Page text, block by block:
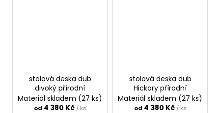
stolová deska dub
divoký přírodní
Materiál skladem (27 ks)
od 4 380 Kč / ks
stolová deska dub
Hickory přírodní
Materiál skladem (27 ks)
od 4 380 Kč / ks